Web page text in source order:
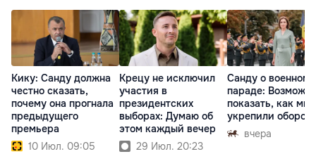
Кику: Санду должна
честно сказать,
почему она прогнала
предыдущего
премьера
10 Июл. 09:05
Крецу не исключил
участия в
президентских
выборах: Думаю об
этом каждый вечер
29 Июл. 20:23
Санду о военном
параде:
показать, как мы
укрепили
вчера